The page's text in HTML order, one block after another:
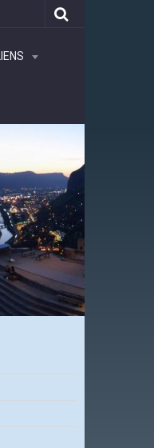
LIENS